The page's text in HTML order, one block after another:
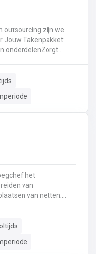
outsourcing zijn we
onderdelenZorgt
toe
van
van netten,
in de
de werkplaats en